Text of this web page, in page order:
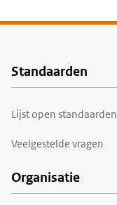
Voet
Standaarden
Lijst open standaarden
Veelgestelde vragen
Organisatie